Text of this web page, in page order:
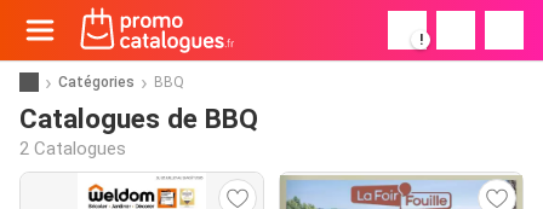
!
Catégories BBQ
Catalogues de BBQ
2 Catalogues